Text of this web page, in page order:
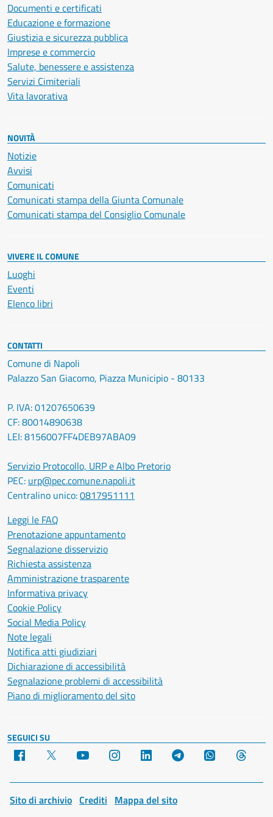
Documenti e certificati
Educazione e formazione
Giustizia e sicurezza pubblica
Imprese e commercio
Salute, benessere e assistenza
Servizi Cimiteriali
Vita lavorativa
NOVITÀ
Notizie
Avvisi
Comunicati
Comunicati stampa della Giunta Comunale
Comunicati stampa del Consiglio Comunale
VIVERE IL COMUNE
Luoghi
Eventi
Elenco libri
CONTATTI
Comune di Napoli
Palazzo San Giacomo, Piazza Municipio - 80133
P. IVA: 01207650639
CF: 80014890638
LEI: 8156007FF4DEB97ABA09
Servizio Protocollo, URP e Albo Pretorio
PEC: urp@pec.comune.napoli.it
Centralino unico:0817951111
Leggi le FAQ
Prenotazione appuntamento
Segnalazione disservizio
Richiesta assistenza
Amministrazione trasparente
Informativa privacy
Cookie Policy
Social Media Policy
Note legali
Notifica atti giudiziari
Dichiarazione di accessibilità
Segnalazione problemi di accessibilità
Piano di miglioramento del sito
SEGUICI SU
Facebook YouTube Instagram LinkedIn Telegram WhatsApp
Sito di archivio Crediti Mappa del sito